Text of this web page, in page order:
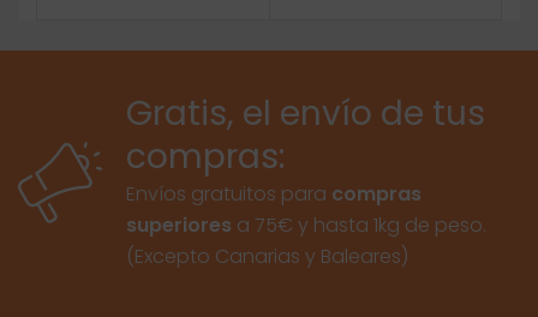
Gratis, el envío de tus
compras:
Envíos gratuitos para compras
superiores a 75€ y hasta 1kg de peso.
(Excepto Canarias y Baleares)